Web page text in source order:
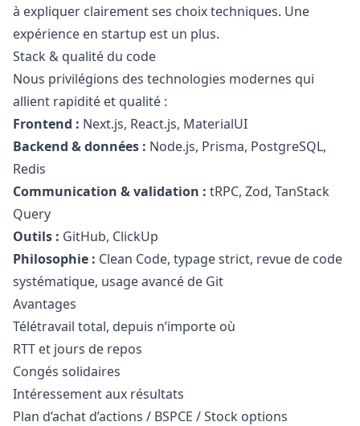
à expliquer clairement ses choix techniques. Une
expérience en startup est un plus.
Stack & qualité du code
Nous privilégions des technologies modernes qui
allient rapidité et qualité :
Frontend : Next.js, React.js, MaterialUI
Backend & données : Node.js, Prisma, PostgreSQL,
Redis
Communication & validation : tRPC, Zod, TanStack
Query
Outils : GitHub, ClickUp
Philosophie : Clean Code, typage strict, revue de code
systématique, usage avancé de Git
Avantages
Télétravail total, depuis n’importe où
RTT et jours de repos
Congés solidaires
Intéressement aux résultats
Plan d’achat d’actions / BSPCE / Stock options